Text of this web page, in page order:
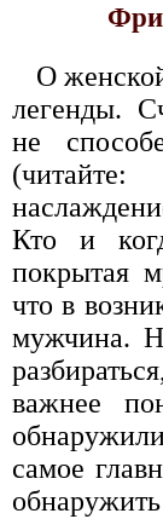
О
легенды.
не
(читайте:
Кто и
покрытая
что в
мужчина.
важнее
самое